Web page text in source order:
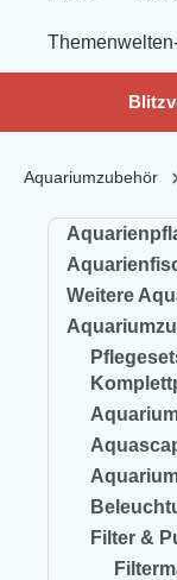
Aquariumzubehör
Weitere
Filter &